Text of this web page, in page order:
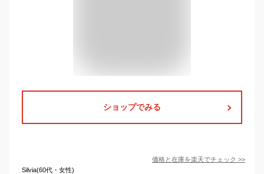
ショップでみる
価格と在庫を楽天でチェック >>
Silvia(60代・女性)